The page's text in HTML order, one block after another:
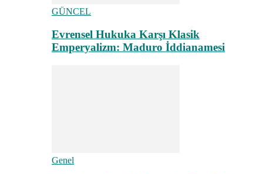
GÜNCEL
Evrensel Hukuka Karşı Klasik
Emperyalizm: Maduro İddianamesi
Genel